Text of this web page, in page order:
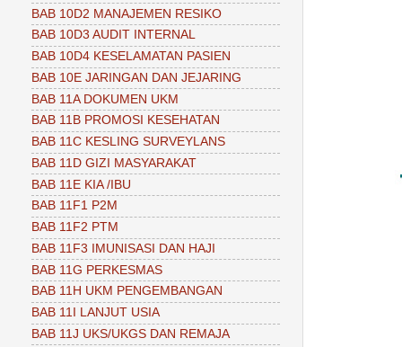
BAB 10D2 MANAJEMEN RESIKO
BAB 10D3 AUDIT INTERNAL
BAB 10D4 KESELAMATAN PASIEN
BAB 10E JARINGAN DAN JEJARING
BAB 11A DOKUMEN UKM
BAB 11B PROMOSI KESEHATAN
BAB 11C KESLING SURVEYLANS
BAB 11D GIZI MASYARAKAT
BAB 11E KIA /IBU
BAB 11F1 P2M
BAB 11F2 PTM
BAB 11F3 IMUNISASI DAN HAJI
BAB 11G PERKESMAS
BAB 11H UKM PENGEMBANGAN
BAB 11I LANJUT USIA
BAB 11J UKS/UKGS DAN REMAJA